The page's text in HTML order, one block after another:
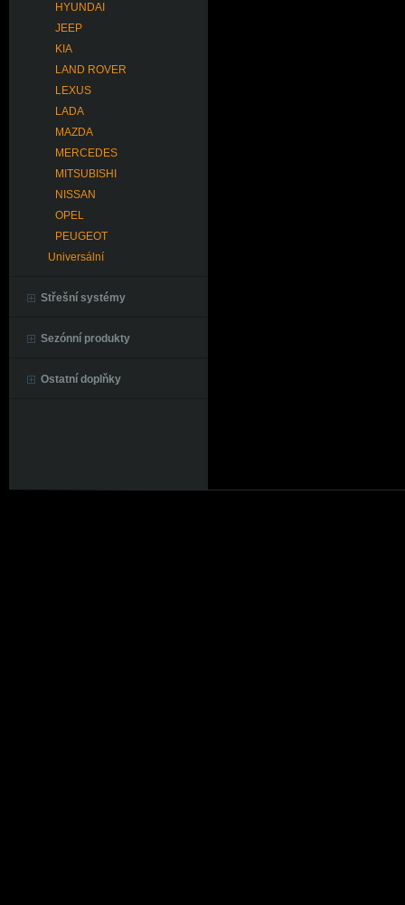
HYUNDAI
JEEP
KIA
LAND ROVER
LEXUS
LADA
MAZDA
MERCEDES
MITSUBISHI
NISSAN
OPEL
PEUGEOT
Universální
Střešní systémy
Sezónní produkty
Ostatní doplňky